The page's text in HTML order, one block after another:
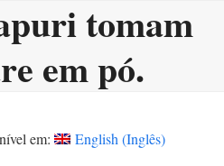
tomam
em pó.
em: English (Inglês)